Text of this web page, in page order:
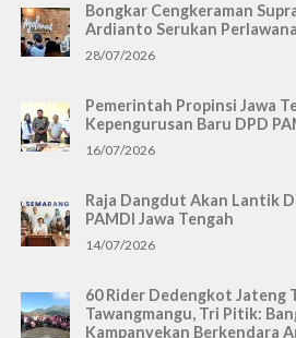
Bongkar Cengkeraman
Ardianto Serukan
28/07/2026
Pemerintah Propinsi Jawa
Kepengurusan Baru DPD
16/07/2026
Raja Dangdut Akan Lantik
PAMDI Jawa Tengah
14/07/2026
60 Rider Dedengkot Jateng
Tawangmangu, Tri Pitik:
Kampanyekan Berkendara